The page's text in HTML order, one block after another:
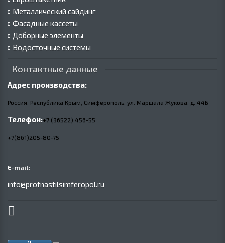
Металлический сайдинг
Фасадные кассеты
Доборные элементы
Водосточные системы
Контактные данные
Адрес производства:
Россия, Республика Крым, Симферополь, ул. Маршала Жукова, д. 44Б
Телефон:+7 (36522) 456-55
+7(861)205-80-75
E-mail:
info@profnastilsimferopol.ru